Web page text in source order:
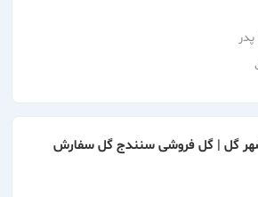
شهر گل | گل فروشی سنندج گل سفارش